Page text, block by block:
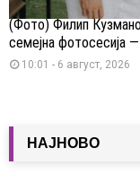
(Фото) Филип
семејна фотосесија
10:01 - 6 август, 2026
НАЈНОВО